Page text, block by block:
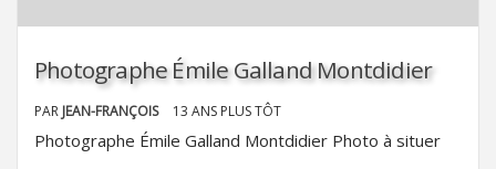
Photographe Émile Galland Montdidier
PAR JEAN-FRANÇOIS 13 ANS PLUS TÔT
Photographe Émile Galland Montdidier Photo à situer